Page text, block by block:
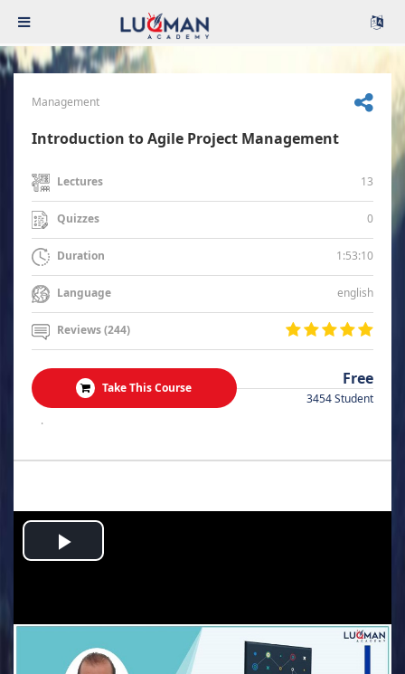
Management
Introduction to Agile Project Management
Lectures 13
Quizzes 0
Duration 1:53:10
Language english
Reviews (244)
Take This Course Free
3454 Student
.
Play